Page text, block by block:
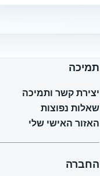
תמיכה
יצירת קשר ותמיכה
שאלות נפוצות
האזור האישי שלי
החברה